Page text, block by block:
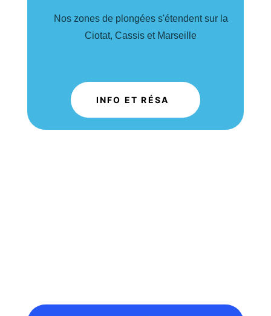
Nos zones de plongées s'étendent sur la
Ciotat, Cassis et Marseille
INFO ET RÉSA